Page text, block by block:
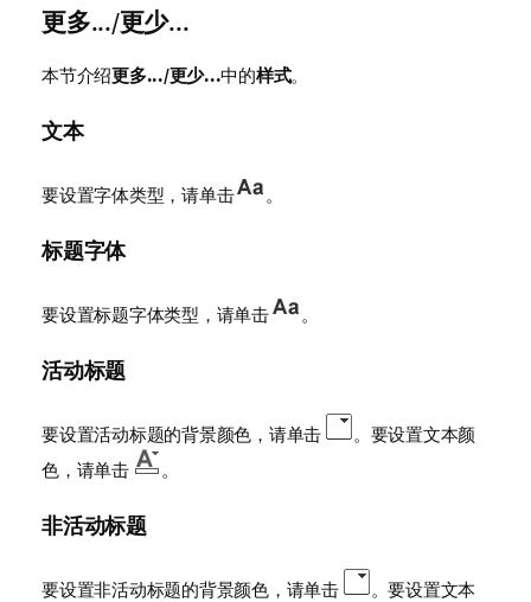
更多.../更少...
本节介绍更多.../更少...中的样式。
文本
要设置字体类型，请单击 。
标题字体
要设置标题字体类型，请单击 。
活动标题
要设置活动标题的背景颜色，请单击
。要设置文本颜
色，请单击
。
非活动标题
要设置非活动标题的背景颜色，请单击
。要设置文本